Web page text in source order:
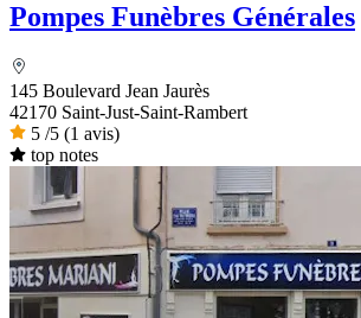
Pompes Funèbres Générales
145 Boulevard Jean Jaurès
42170 Saint-Just-Saint-Rambert
5 /5 (1 avis)
top notes